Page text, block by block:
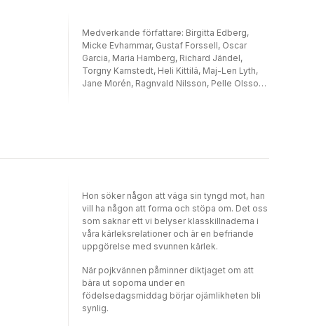
Medverkande författare: Birgitta Edberg,
Micke Evhammar, Gustaf Forssell, Oscar
Garcia, Maria Hamberg, Richard Jändel,
Torgny Karnstedt, Heli Kittilä, Maj-Len Lyth,
Jane Morén, Ragnvald Nilsson, Pelle Olsson,
Hon söker någon att väga sin tyngd mot, han
vill ha någon att forma och stöpa om. Det oss
som saknar ett vi belyser klasskillnaderna i
våra kärleksrelationer och är en befriande
uppgörelse med svunnen kärlek.
När pojkvännen påminner diktjaget om att
bära ut soporna under en
födelsedagsmiddag börjar ojämlikheten bli
synlig.